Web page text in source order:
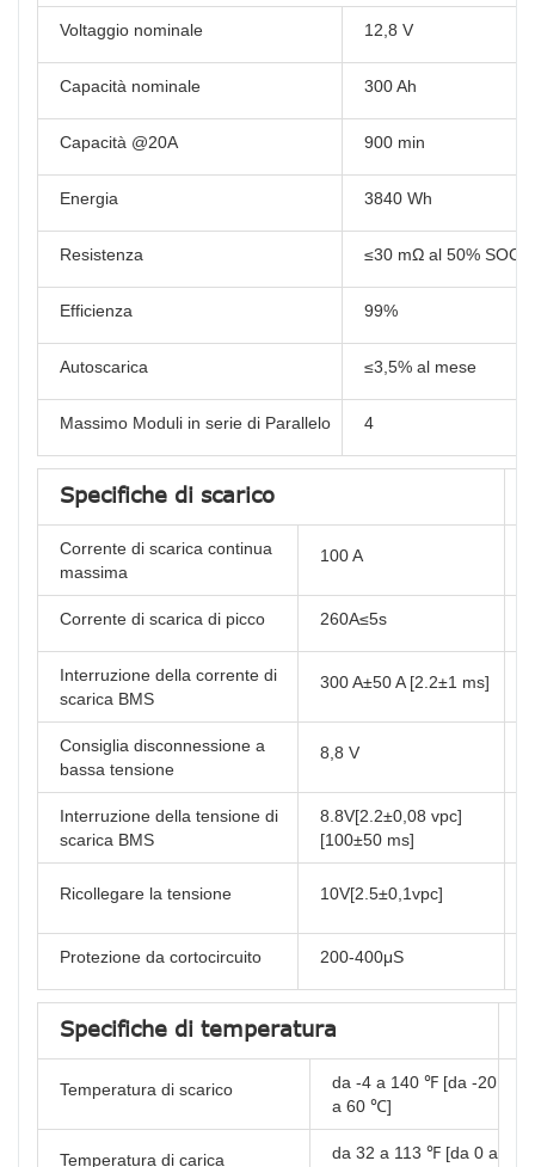
Voltaggio nominale 12,8 V
Capacità nominale 300 Ah
Capacità @20A 900 min
Energia 3840 Wh
Resistenza ≤30 mΩ al 50% SOC
Efficienza 99%
Autoscarica ≤3,5% al ​​mese
Massimo Moduli in serie di Parallelo 4
Specifiche di scarico
Corrente di scarica continua
massima
100 A
Corrente di scarica di picco 260A≤5s
Interruzione della corrente di
scarica BMS
300 A±50 A [2.2±1 ms]
Consiglia disconnessione a
bassa tensione
8,8 V
Interruzione della tensione di
scarica BMS
8.8V[2.2±0,08 vpc]
[100±50 ms]
Ricollegare la tensione 10V[2.5±0,1vpc]
Protezione da cortocircuito 200-400μS
Specifiche di temperatura
Temperatura di scarico
da -4 a 140 ℉ [da -20
a 60 ℃]
Temperatura di carica
da 32 a 113 ℉ [da 0 a